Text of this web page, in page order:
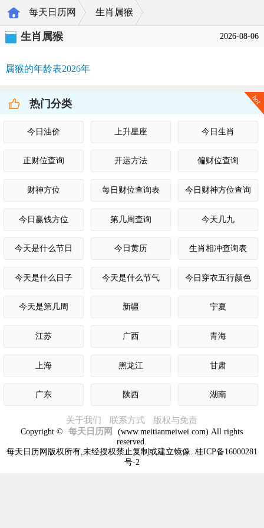
每天日历网 生肖属猴
生肖属猴 2026-08-06
属猴的年龄表2026年
热门分类 hot
今日油价 上升星座 今日生肖
正财位查询 开运方法 偏财位查询
财神方位 每日财位查询表 今日财神方位查询
今日赢钱方位 第几周查询 今天几九
今天是什么节日 今日黄历 生肖相冲查询表
今天是什么日子 今天是什么节气 今日穿衣五行颜色
今天是第几周 新疆 宁夏
江苏 广西 青海
上海 黑龙江 甘肃
广东 陕西 湖南
关于我们 联系方式 版权与免责
Copyright © 每天日历网
(www.meitianmeiwei.com) All rights
reserved.
每天日历网版权所有,未经授权禁止复制或建立镜像. 桂ICP备16000281
号-2